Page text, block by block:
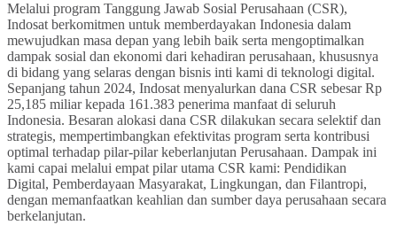
Melalui program Tanggung Jawab Sosial Perusahaan (CSR),
Indosat berkomitmen untuk memberdayakan Indonesia dalam
mewujudkan masa depan yang lebih baik serta mengoptimalkan
dampak sosial dan ekonomi dari kehadiran perusahaan, khususnya
di bidang yang selaras dengan bisnis inti kami di teknologi digital.
Sepanjang tahun 2024, Indosat menyalurkan dana CSR sebesar Rp
25,185 miliar kepada 161.383 penerima manfaat di seluruh
Indonesia. Besaran alokasi dana CSR dilakukan secara selektif dan
strategis, mempertimbangkan efektivitas program serta kontribusi
optimal terhadap pilar-pilar keberlanjutan Perusahaan. Dampak ini
kami capai melalui empat pilar utama CSR kami: Pendidikan
Digital, Pemberdayaan Masyarakat, Lingkungan, dan Filantropi,
dengan memanfaatkan keahlian dan sumber daya perusahaan secara
berkelanjutan.